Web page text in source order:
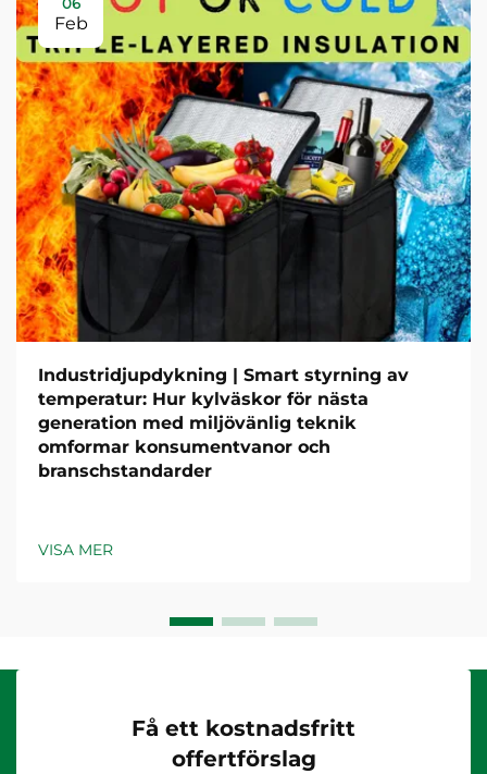
Feb
Industridjupdykning | Smart styrning av
temperatur: Hur kylväskor för nästa
generation med miljövänlig teknik
omformar konsumentvanor och
branschstandarder
VISA MER
Få ett kostnadsfritt
offertförslag